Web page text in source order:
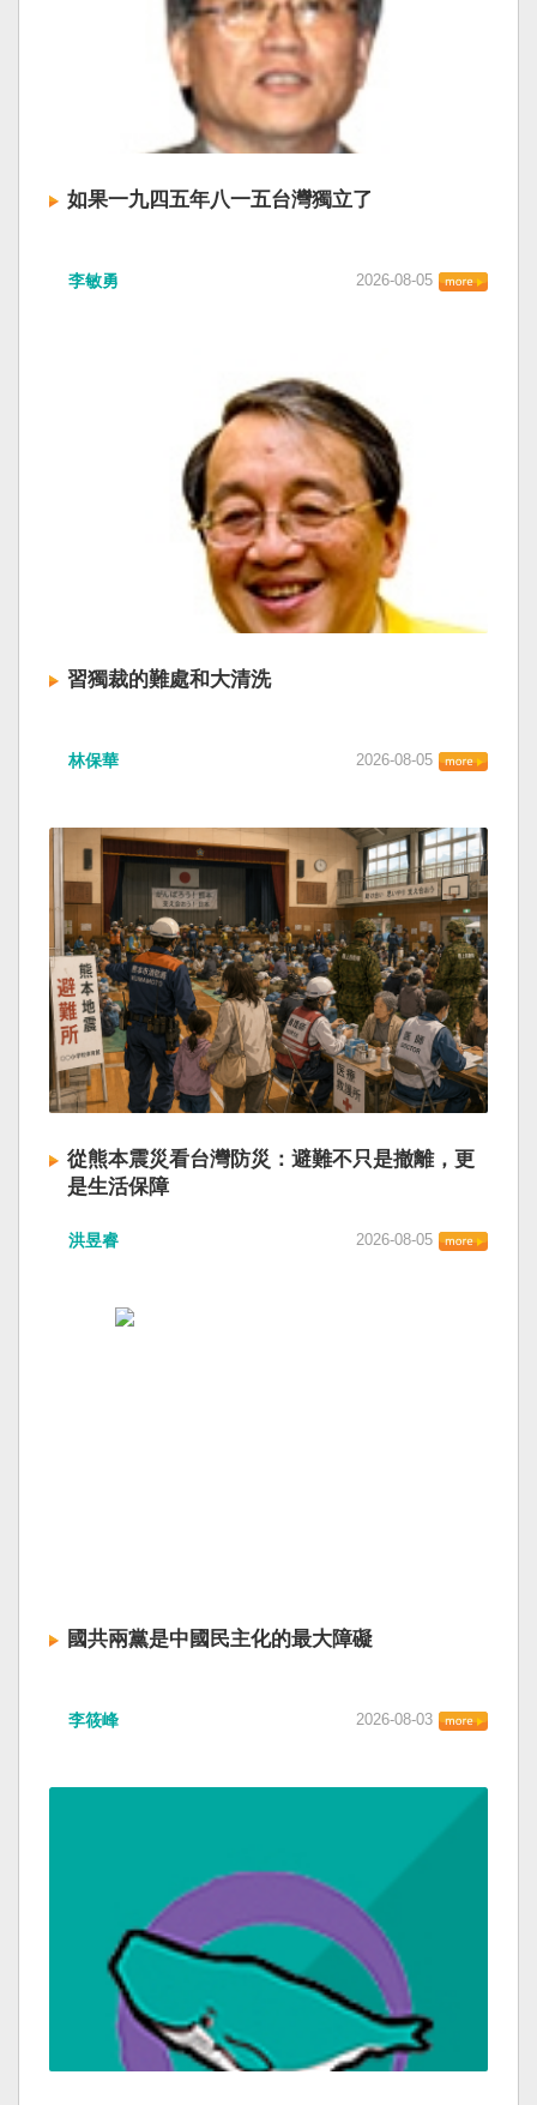
如果一九四五年八一五台灣獨立了
李敏勇 2026-08-05
習獨裁的難處和大清洗
林保華 2026-08-05
從熊本震災看台灣防災：避難不只是撤離，更
是生活保障
洪昱睿 2026-08-05
國共兩黨是中國民主化的最大障礙
李筱峰 2026-08-03